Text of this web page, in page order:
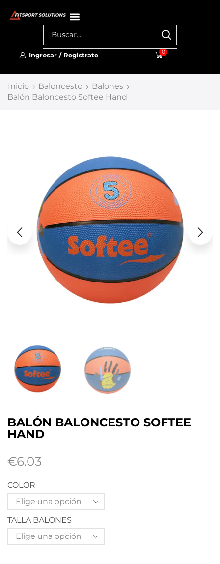
Ingresar / Registrate 0
Inicio Baloncesto
Balones
Balón Baloncesto Softee Hand
BALÓN BALONCESTO SOFTEE
HAND
€6.03
COLOR
TALLA BALONES